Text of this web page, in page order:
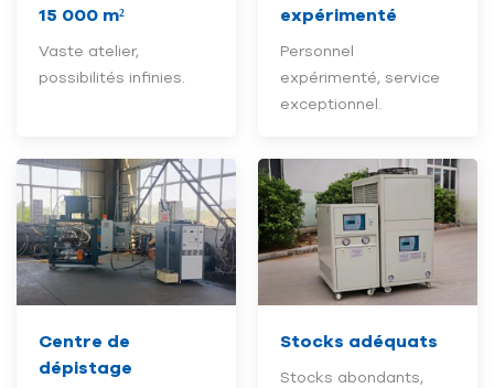
15 000 m²
Vaste atelier,
possibilités infinies.
expérimenté
Personnel
expérimenté, service
exceptionnel.
Centre de
dépistage
Stocks adéquats
Stocks abondants,